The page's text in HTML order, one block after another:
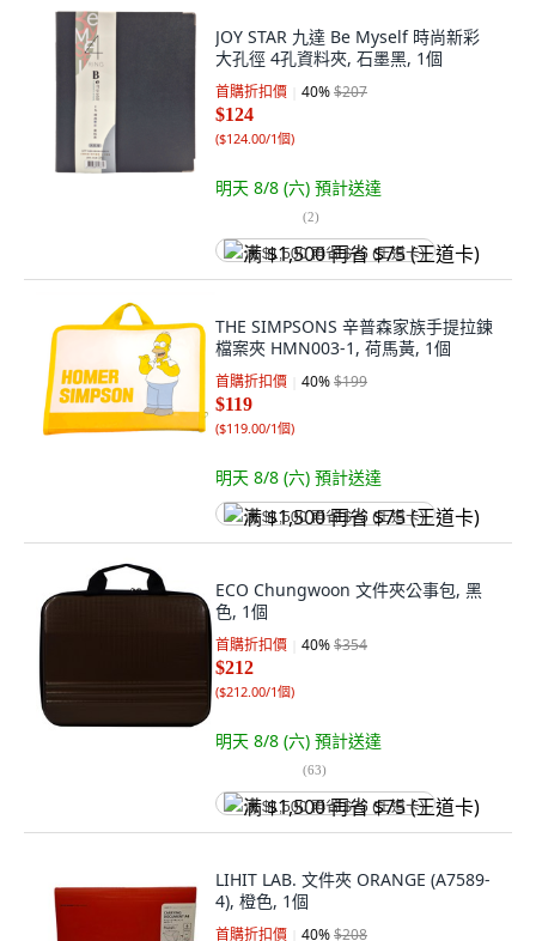
JOY STAR 九達 Be Myself 時尚新彩
大孔徑 4孔資料夾, 石墨黑, 1個
首購折扣價 40%$207
$124
($124.00/1個)
明天 8/8 (六) 預計送達
(2)
满 $1,500 再省 $75 (王道卡)
THE SIMPSONS 辛普森家族手提拉鍊
檔案夾 HMN003-1, 荷馬黃, 1個
首購折扣價 40%$199
$119
($119.00/1個)
明天 8/8 (六) 預計送達
满 $1,500 再省 $75 (王道卡)
ECO Chungwoon 文件夾公事包, 黑
色, 1個
首購折扣價 40%$354
$212
($212.00/1個)
明天 8/8 (六) 預計送達
(63)
满 $1,500 再省 $75 (王道卡)
LIHIT LAB. 文件夾 ORANGE (A7589-
4), 橙色, 1個
首購折扣價 40%$208